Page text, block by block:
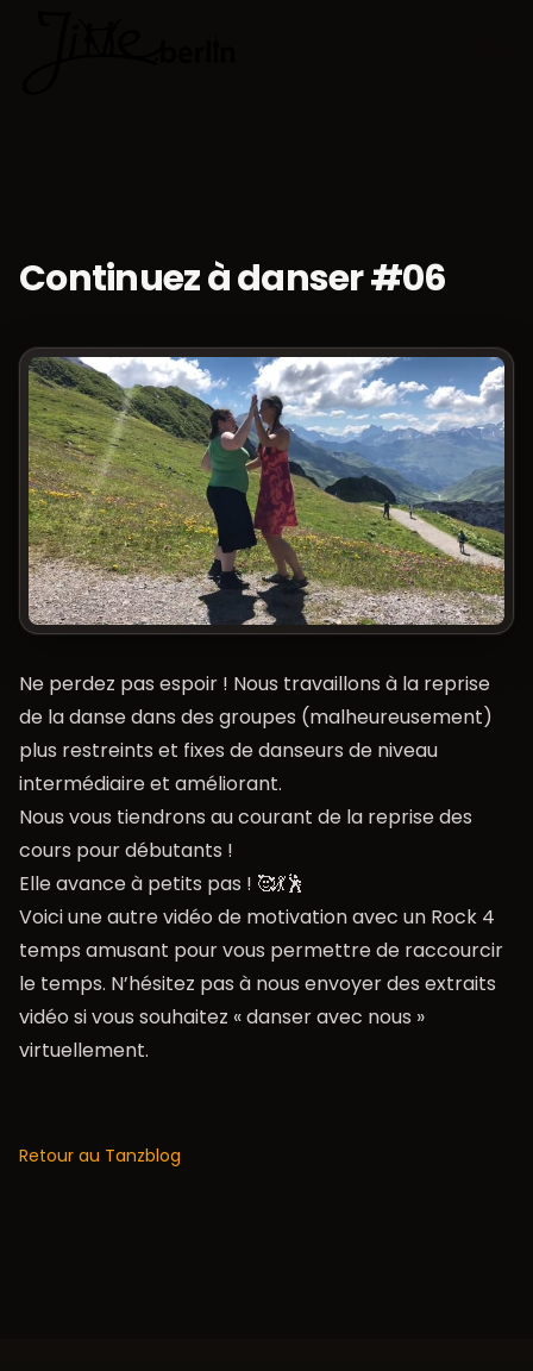
Continuez à danser #06
Ne perdez pas espoir ! Nous travaillons à la reprise
de la danse dans des groupes (malheureusement)
plus restreints et fixes de danseurs de niveau
intermédiaire et améliorant.
Nous vous tiendrons au courant de la reprise des
cours pour débutants !
Elle avance à petits pas ! 🥰💃🕺
Voici une autre vidéo de motivation avec un Rock 4
temps amusant pour vous permettre de raccourcir
le temps. N’hésitez pas à nous envoyer des extraits
vidéo si vous souhaitez « danser avec nous »
virtuellement.
Retour au Tanzblog